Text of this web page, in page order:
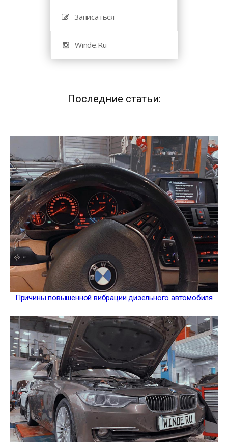
Записаться
Winde.Ru
Последние статьи:
Причины повышенной вибрации дизельного автомобиля